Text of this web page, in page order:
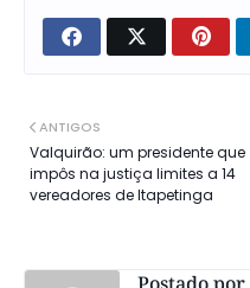
ANTIGOS
Valquirão: um presidente que
impôs na justiça limites a 14
vereadores de Itapetinga